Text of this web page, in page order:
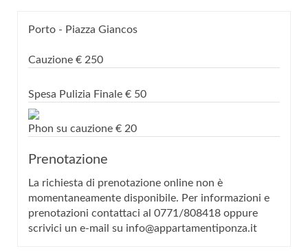
Porto - Piazza Giancos
Cauzione € 250
Spesa Pulizia Finale € 50
Phon su cauzione € 20
Prenotazione
La richiesta di prenotazione online non è
momentaneamente disponibile. Per informazioni e
prenotazioni contattaci al 0771/808418 oppure
scrivici un e-mail su info@appartamentiponza.it